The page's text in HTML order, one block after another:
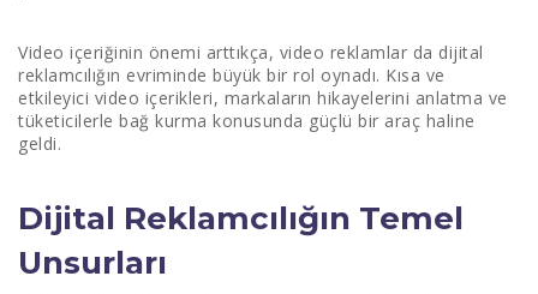
3. Reklam Yorgunluğu
4. Veri Gizliliği Endişeleri
Video içeriğinin önemi arttıkça, video reklamlar da dijital
reklamcılığın evriminde büyük bir rol oynadı. Kısa ve
etkileyici video içerikleri, markaların hikayelerini anlatma ve
tüketicilerle bağ kurma konusunda güçlü bir araç haline
geldi.
Dijital Reklamcılığın Temel
Unsurları